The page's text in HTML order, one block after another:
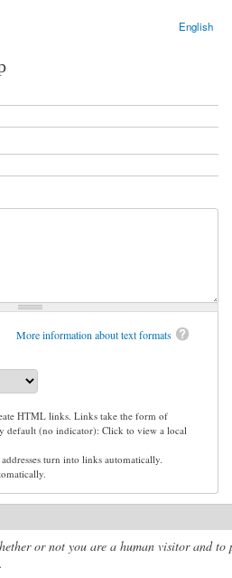
English
More information about text formats
HTML links. Links take the form of
default (no indicator): Click to view a local
turn into links automatically.
or not you are a human visitor and to